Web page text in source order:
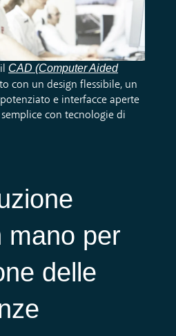
CAD (ComputerAided
con un design flessibile, un
e interfacce aperte
con tecnologie di
mano per
delle